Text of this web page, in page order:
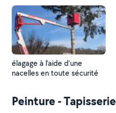
élagage à l’aide d’une
nacelles en toute sécurité
Peinture - Tapisserie